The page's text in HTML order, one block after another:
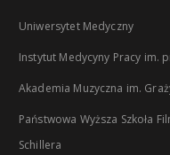
Uniwersytet Medyczny
Instytut Medycyny Pracy im.
Akademia Muzyczna im.
Państwowa Wyższa Szkoła
Schillera